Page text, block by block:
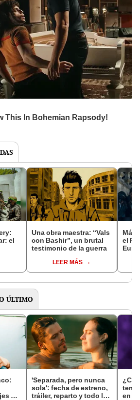
el
Una obra maestra: “Vals
con Bashir”, un brutal
testimonio de la guerra
LEER MÁS
Más
el
ÚLTIMO
de
'Separada, pero nunca
sola': fecha de estreno,
tráiler, reparto y todo lo
en